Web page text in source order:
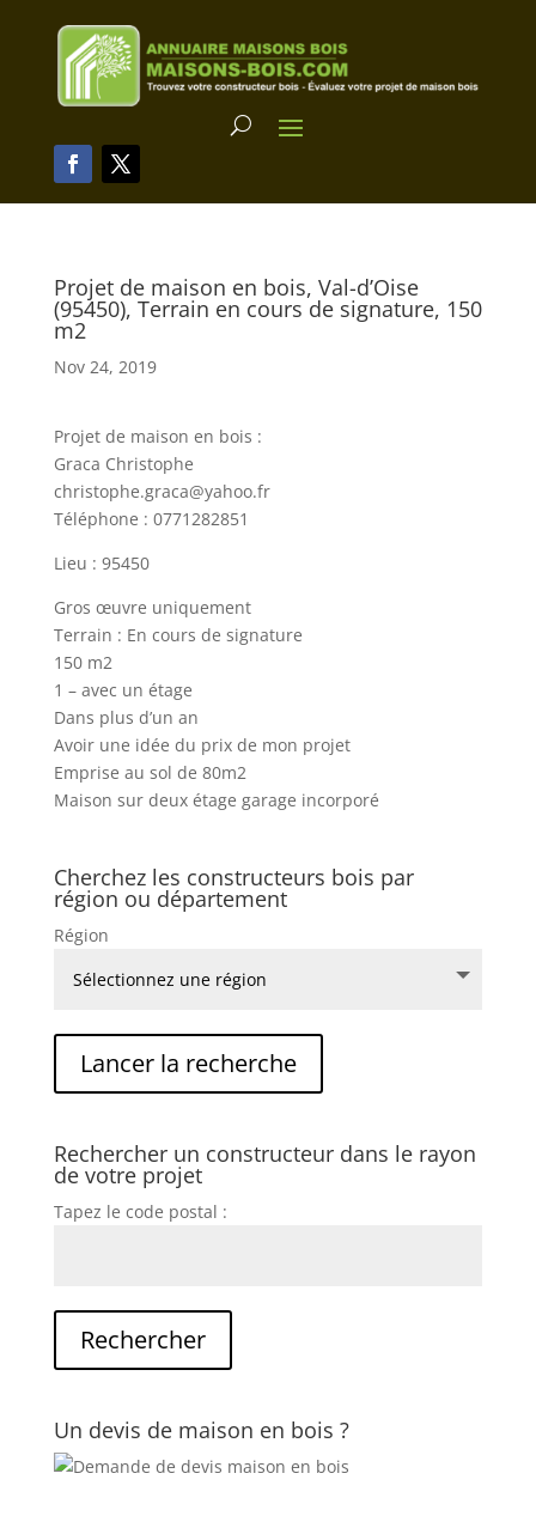
Projet de maison en bois, Val-d’Oise
(95450), Terrain en cours de signature, 150
m2
Nov 24, 2019
Projet de maison en bois :
Graca Christophe
christophe.graca@yahoo.fr
Téléphone : 0771282851
Lieu : 95450
Gros œuvre uniquement
Terrain : En cours de signature
150 m2
1 – avec un étage
Dans plus d’un an
Avoir une idée du prix de mon projet
Emprise au sol de 80m2
Maison sur deux étage garage incorporé
Cherchez les constructeurs bois par
région ou département
Région
Rechercher un constructeur dans le rayon
de votre projet
Tapez le code postal :
Un devis de maison en bois ?